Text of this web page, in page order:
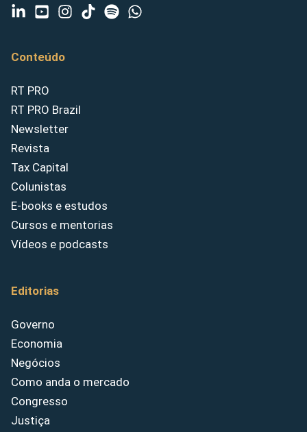
Conteúdo
RT PRO
RT PRO Brazil
Newsletter
Revista
Tax Capital
Colunistas
E-books e estudos
Cursos e mentorias
Vídeos e podcasts
Editorias
Governo
Economia
Negócios
Como anda o mercado
Congresso
Justiça